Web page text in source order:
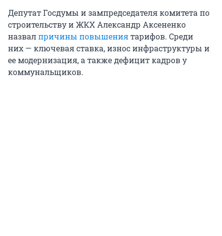
Депутат Госдумы и зампредседателя комитета по
строительству и ЖКХ Александр Аксененко
назвалпричины повышениятарифов. Среди
них — ключевая ставка, износ инфраструктуры и
ее модернизация, а также дефицит кадров у
коммунальщиков.